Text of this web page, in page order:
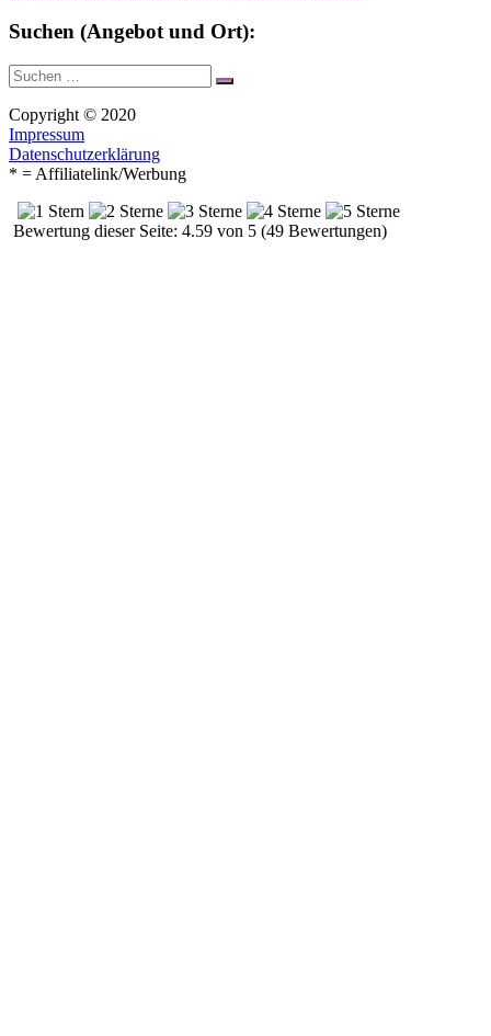
Suchen (Angebot und Ort):
Suche
nach:
Suchen
Copyright © 2020
Impressum
Datenschutzerklärung
* = Affiliatelink/Werbung
Bewertung dieser Seite: 4.59 von 5 (49 Bewertungen)